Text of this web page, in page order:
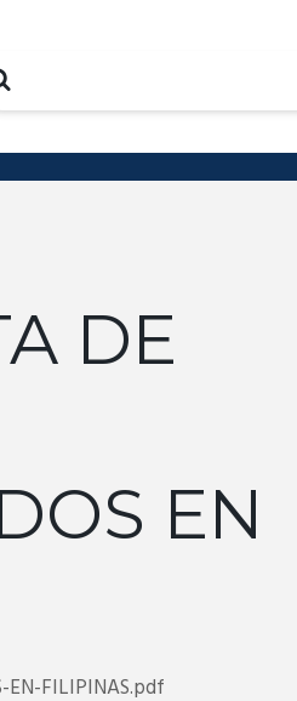
DE
EN